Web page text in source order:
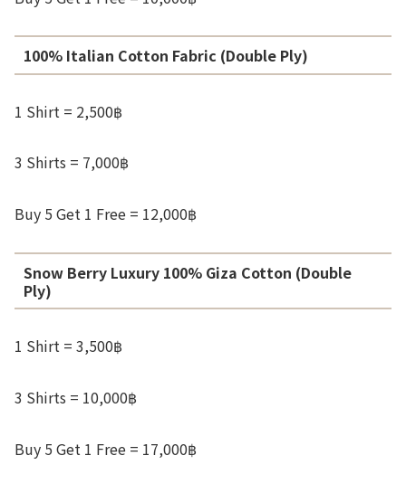
100% Italian Cotton Fabric (Double Ply)
1 Shirt = 2,500฿
3 Shirts = 7,000฿
Buy 5 Get 1 Free = 12,000฿
Snow Berry Luxury 100% Giza Cotton (Double
Ply)
1 Shirt = 3,500฿
3 Shirts = 10,000฿
Buy 5 Get 1 Free = 17,000฿